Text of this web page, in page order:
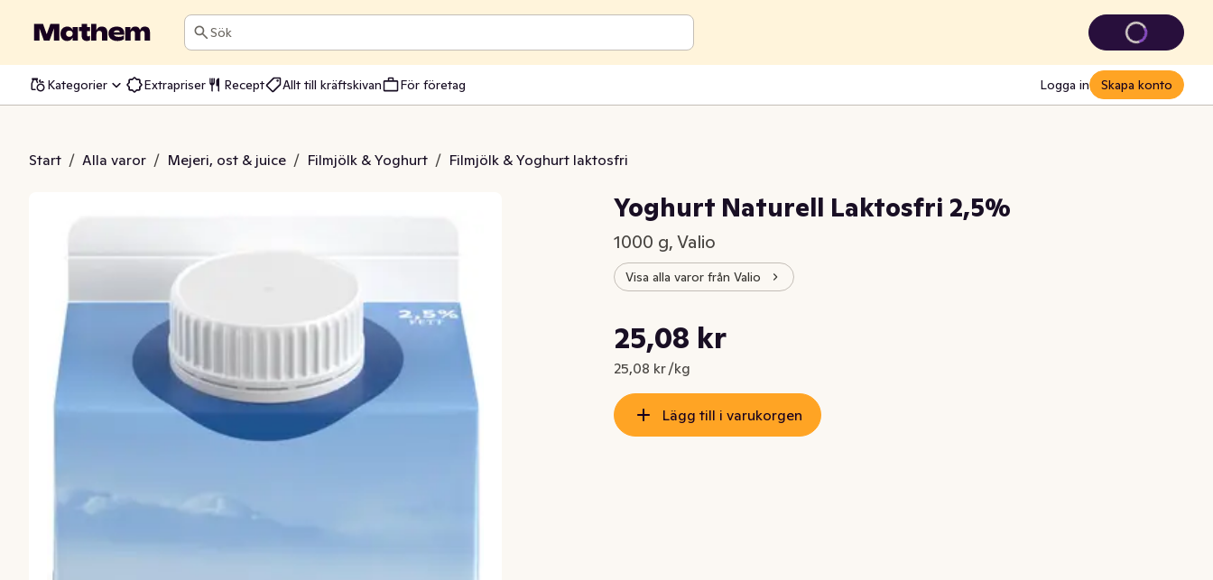
Sök
Kategorier Extrapriser Recept Allt till kräftskivan För företag Logga in Skapa konto
Start / Alla varor / Mejeri, ost & juice / Filmjölk & Yoghurt / Filmjölk & Yoghurt laktosfri
Laktosfri 2,5%
Yoghurt Naturell Laktosfri 2,5%
1000 g, Valio
Visa alla varor från Valio
Nuvarande pris är: 25,08 kr
25,08 kr
25,08 kr /kg
Styckpris: 25,08 kr /kg
Lägg till i varukorgen